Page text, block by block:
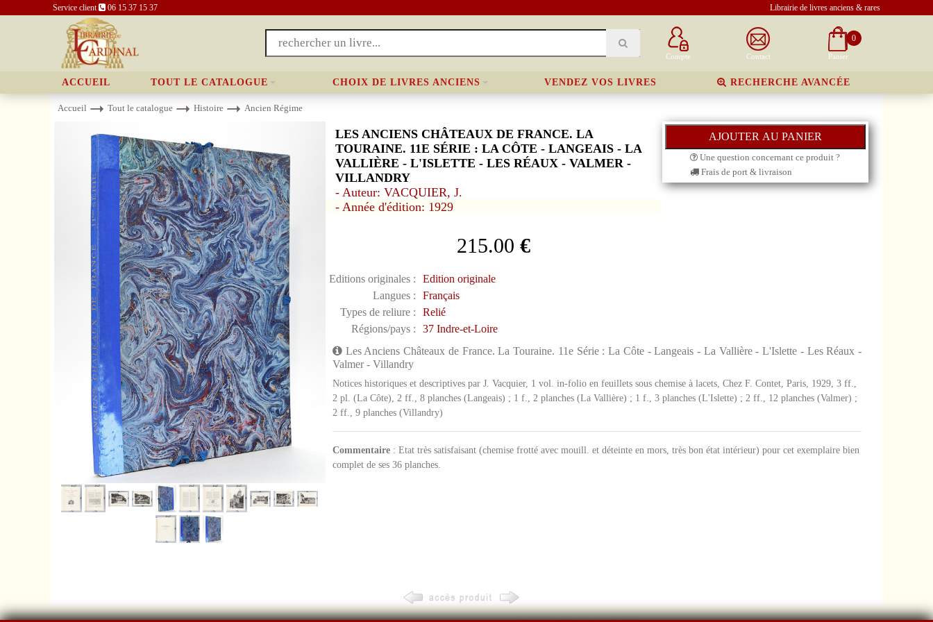
Service client 06 15 37 15 37 Librairie de livres anciens & rares
Compte Contact
0
Panier
ACCUEIL TOUT LE CATALOGUE CHOIX DE LIVRES ANCIENS VENDEZ VOS LIVRES RECHERCHE AVANCÉE
Accueil Tout le catalogue Histoire Ancien Régime
LES ANCIENS CHÂTEAUX DE FRANCE. LA
TOURAINE. 11E SÉRIE : LA CÔTE - LANGEAIS - LA
VALLIÈRE - L'ISLETTE - LES RÉAUX - VALMER -
VILLANDRY
- Auteur: VACQUIER, J.
- Année d'édition: 1929
215.00 €
Editions originales :
Edition originale
Langues :
Français
Types de reliure :
Relié
Régions/pays :
37 Indre-et-Loire
Une question concernant ce produit ?
Frais de port & livraison
Les Anciens Châteaux de France. La Touraine. 11e Série : La Côte - Langeais - La Vallière - L'Islette - Les Réaux -
Valmer - Villandry
Notices historiques et descriptives par J. Vacquier, 1 vol. in-folio en feuillets sous chemise à lacets, Chez F. Contet, Paris, 1929, 3 ff.,
2 pl. (La Côte), 2 ff., 8 planches (Langeais) ; 1 f., 2 planches (La Vallière) ; 1 f., 3 planches (L'Islette) ; 2 ff., 12 planches (Valmer) ;
2 ff., 9 planches (Villandry)
Commentaire: Etat très satisfaisant (chemise frotté avec mouill. et déteinte en mors, très bon état intérieur) pour cet exemplaire bien
complet de ses 36 planches.